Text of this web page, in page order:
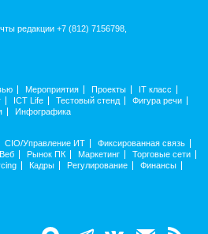
редакции +7 (812) 7156798,
Мероприятия Проекты
IT класс
ICT Life Тестовый стенд
Фигура речи
Инфографика
CIO/Управление ИТ
Фиксированная связь
Веб Рынок ПК Маркетинг
Торговые сети
Кадры Регулирование
Финансы